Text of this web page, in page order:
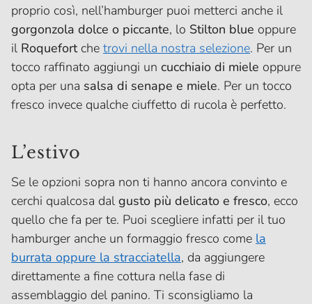
proprio così, nell’hamburger puoi metterci anche il
gorgonzola dolce o piccante, lo Stilton blue oppure
il Roquefortche trovi nella nostra selezione. Per un
tocco raffinato aggiungi un cucchiaio di miele oppure
opta per una salsa di senape e miele. Per un tocco
fresco invece qualche ciuffetto di rucola è perfetto.
L’estivo
Se le opzioni sopra non ti hanno ancora convinto e
cerchi qualcosa dal gusto più delicato e fresco, ecco
quello che fa per te. Puoi scegliere infatti per il tuo
hamburger anche un formaggio fresco come la
burrata oppure la stracciatella, da aggiungere
direttamente a fine cottura nella fase di
assemblaggio del panino. Ti sconsigliamo la